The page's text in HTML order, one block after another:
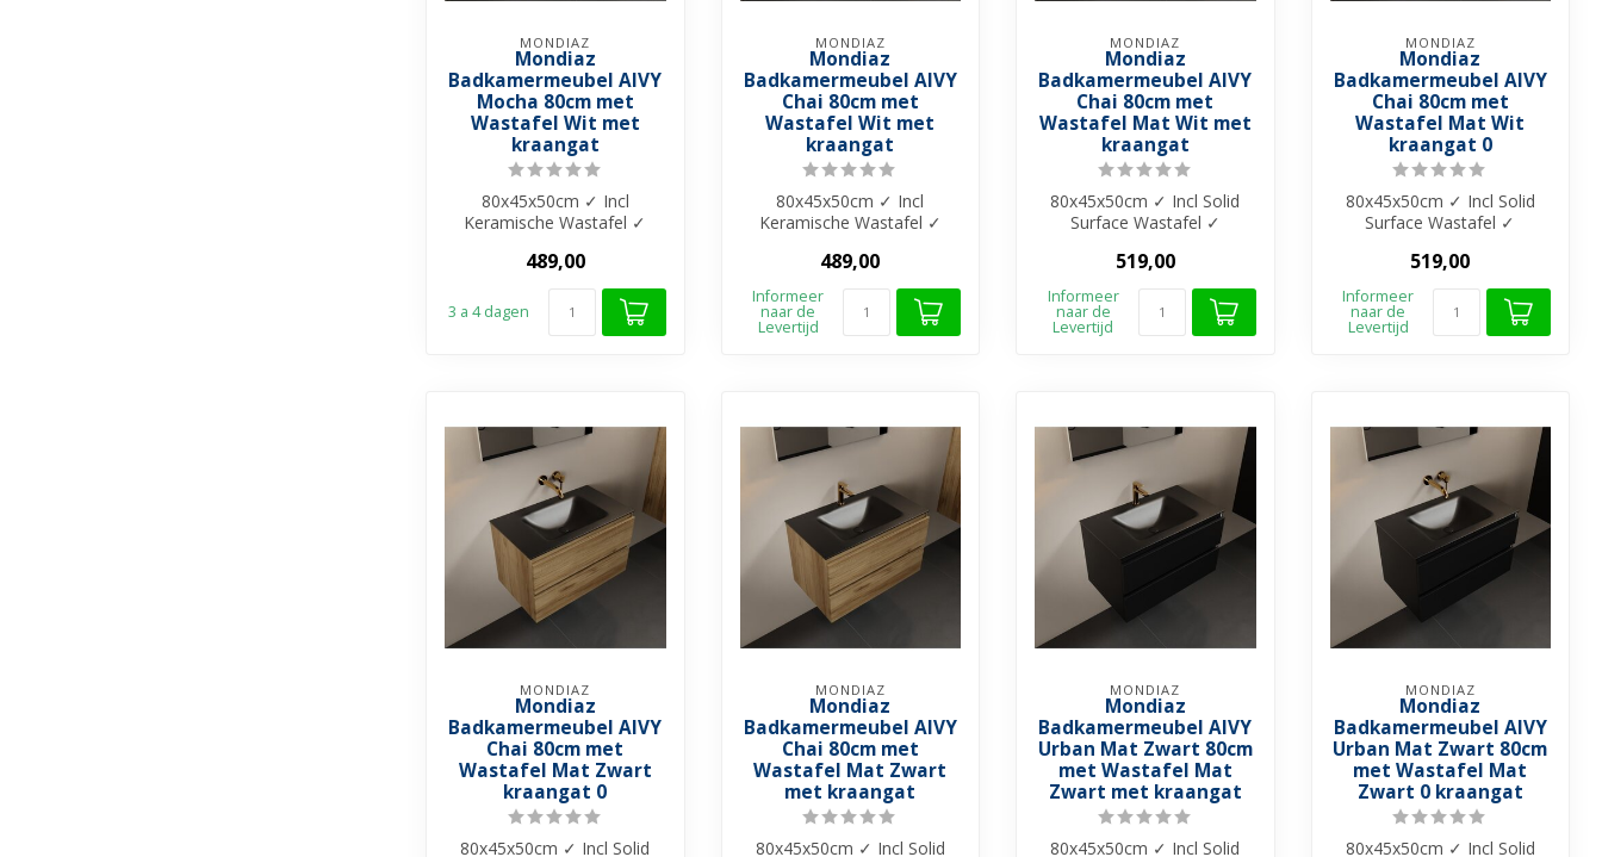
MONDIAZ
Mondiaz
Badkamermeubel AIVY
Mocha 80cm met
Wastafel Wit met
kraangat
80x45x50cm ✓ Incl
Keramische Wastafel ✓
Beschikbaar in 4 kl...
489,00
3 a 4 dagen
MONDIAZ
Mondiaz
Badkamermeubel AIVY
Chai 80cm met
Wastafel Wit met
kraangat
80x45x50cm ✓ Incl
Keramische Wastafel ✓
Beschikbaar in 4 kl...
489,00
Informeer
naar de
Levertijd
MONDIAZ
Mondiaz
Badkamermeubel AIVY
Chai 80cm met
Wastafel Mat Wit met
kraangat
80x45x50cm ✓ Incl Solid
Surface Wastafel ✓
Beschikbaar in 4...
519,00
Informeer
naar de
Levertijd
MONDIAZ
Mondiaz
Badkamermeubel AIVY
Chai 80cm met
Wastafel Mat Wit
kraangat 0
80x45x50cm ✓ Incl Solid
Surface Wastafel ✓
Beschikbaar in 4...
519,00
Informeer
naar de
Levertijd
MONDIAZ
Mondiaz
Badkamermeubel AIVY
Chai 80cm met
Wastafel Mat Zwart
kraangat 0
80x45x50cm ✓ Incl Solid
MONDIAZ
Mondiaz
Badkamermeubel AIVY
Chai 80cm met
Wastafel Mat Zwart
met kraangat
80x45x50cm ✓ Incl Solid
MONDIAZ
Mondiaz
Badkamermeubel AIVY
Urban Mat Zwart 80cm
met Wastafel Mat
Zwart met kraangat
80x45x50cm ✓ Incl Solid
MONDIAZ
Mondiaz
Badkamermeubel AIVY
Urban Mat Zwart 80cm
met Wastafel Mat
Zwart 0 kraangat
80x45x50cm ✓ Incl Solid